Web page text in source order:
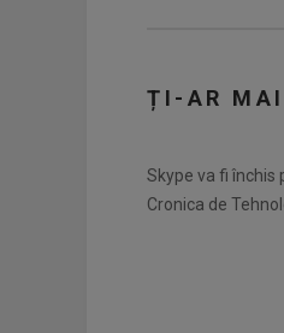
ȚI-AR MAI
Skype va fi închis
Cronica de